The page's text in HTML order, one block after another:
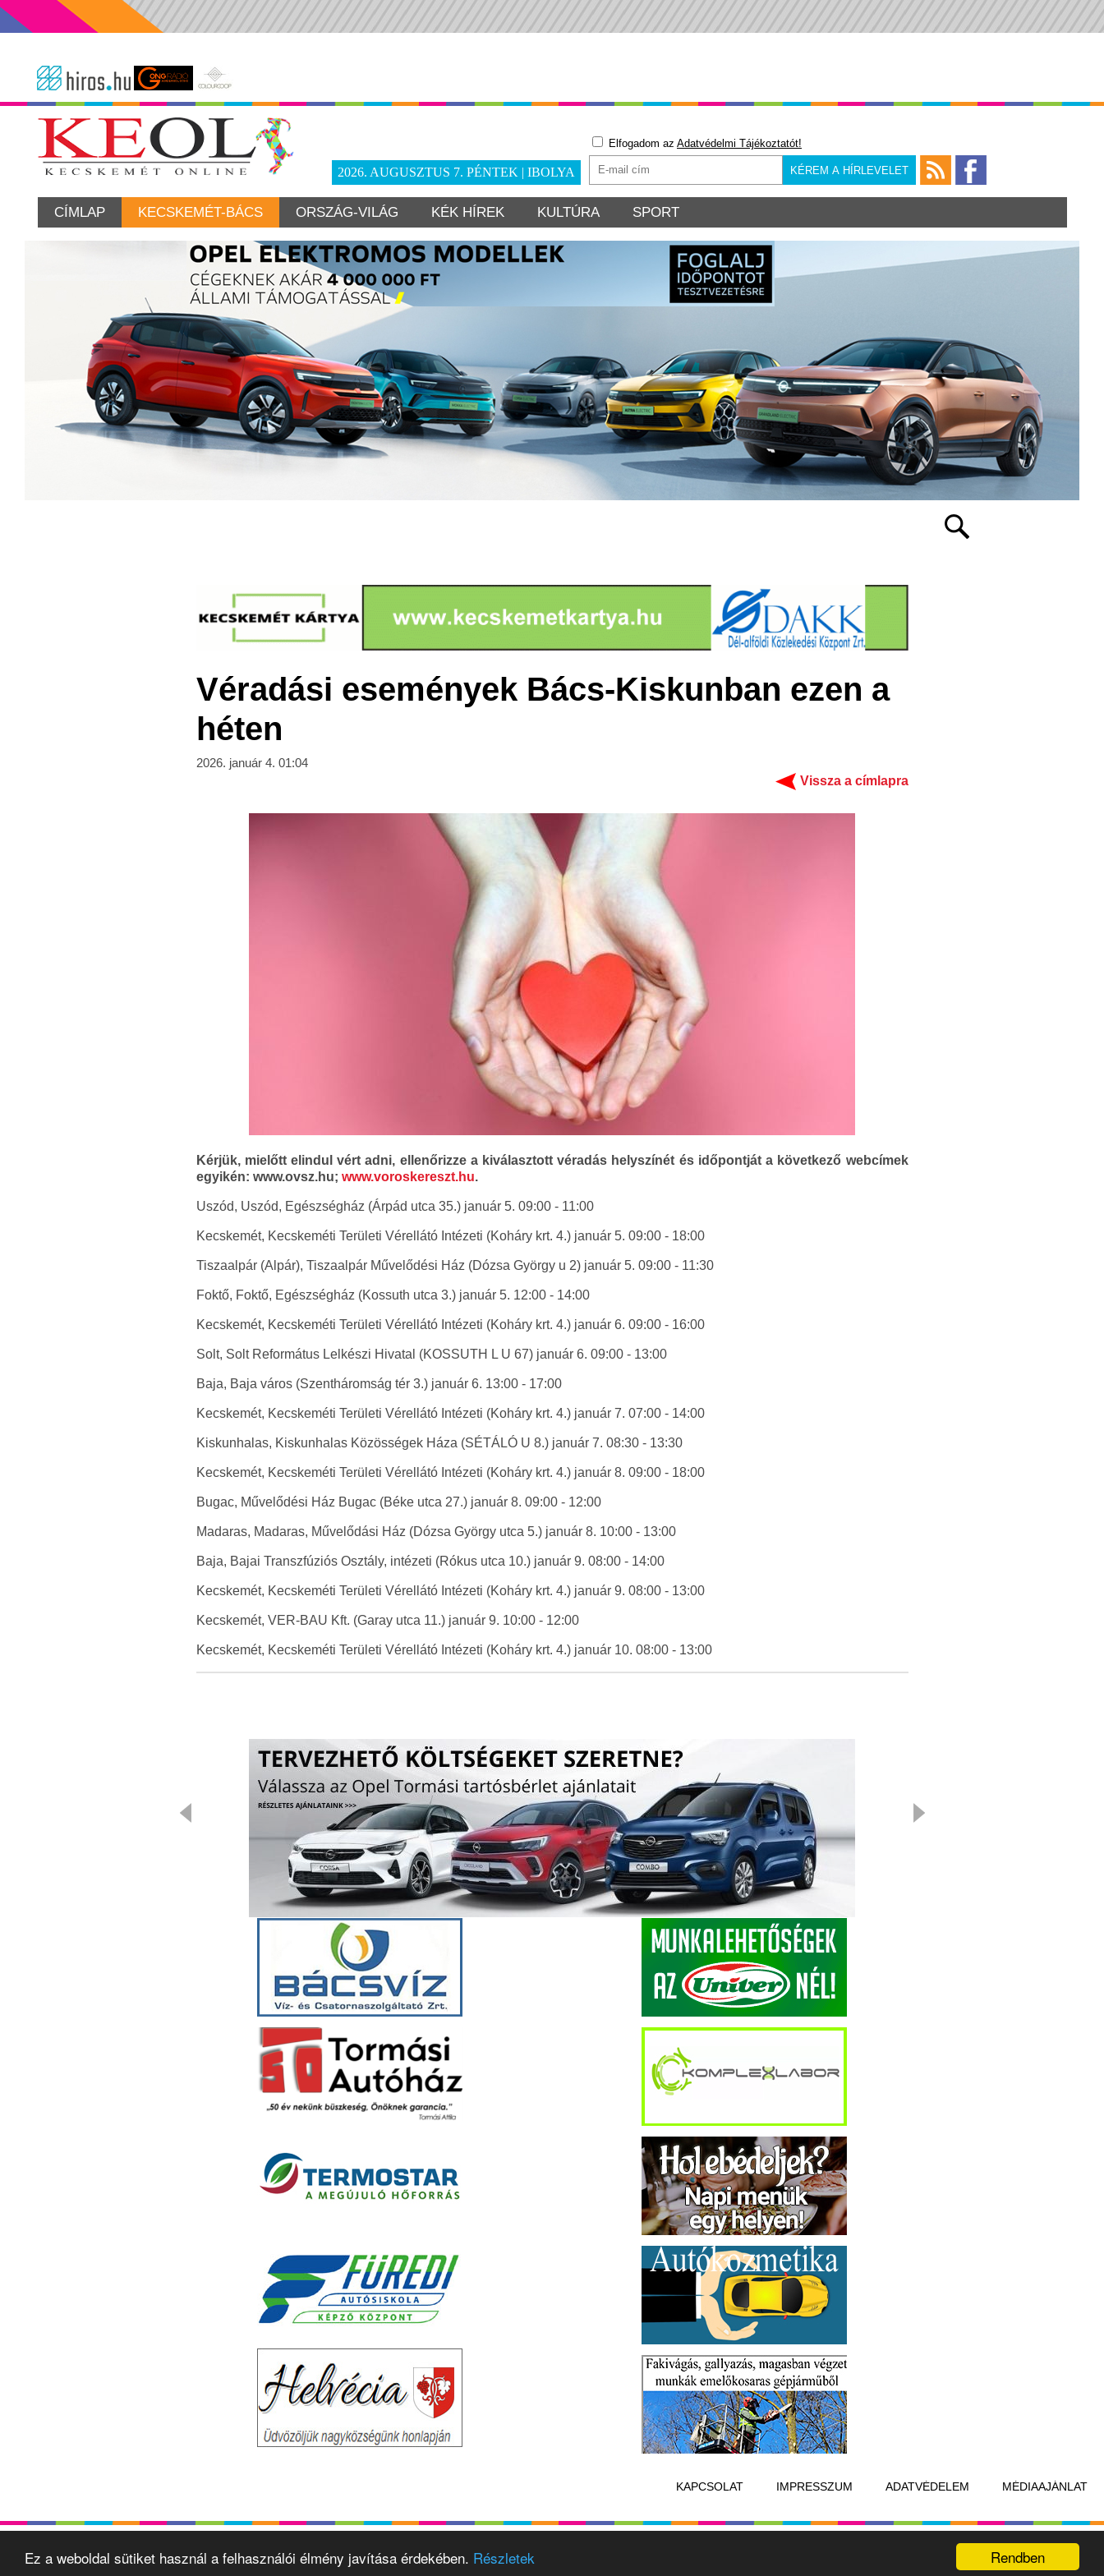
Rendben
Ez a weboldal sütiket használ a felhasználói élmény javítása érdekében. Részletek
2026. AUGUSZTUS 7. PÉNTEK | IBOLYA
Elfogadom az Adatvédelmi Tájékoztatót!
CÍMLAP KECSKEMÉT-BÁCS ORSZÁG-VILÁG KÉK HÍREK KULTÚRA SPORT
Véradási események Bács-Kiskunban ezen a
héten
2026. január 4. 01:04
Vissza a címlapra
Kérjük, mielőtt elindul vért adni, ellenőrizze a kiválasztott véradás helyszínét és időpontját a következő webcímek
egyikén: www.ovsz.hu; www.voroskereszt.hu.
Uszód, Uszód, Egészségház (Árpád utca 35.) január 5. 09:00 - 11:00
Kecskemét, Kecskeméti Területi Vérellátó Intézeti (Koháry krt. 4.) január 5. 09:00 - 18:00
Tiszaalpár (Alpár), Tiszaalpár Művelődési Ház (Dózsa György u 2) január 5. 09:00 - 11:30
Foktő, Foktő, Egészségház (Kossuth utca 3.) január 5. 12:00 - 14:00
Kecskemét, Kecskeméti Területi Vérellátó Intézeti (Koháry krt. 4.) január 6. 09:00 - 16:00
Solt, Solt Református Lelkészi Hivatal (KOSSUTH L U 67) január 6. 09:00 - 13:00
Baja, Baja város (Szentháromság tér 3.) január 6. 13:00 - 17:00
Kecskemét, Kecskeméti Területi Vérellátó Intézeti (Koháry krt. 4.) január 7. 07:00 - 14:00
Kiskunhalas, Kiskunhalas Közösségek Háza (SÉTÁLÓ U 8.) január 7. 08:30 - 13:30
Kecskemét, Kecskeméti Területi Vérellátó Intézeti (Koháry krt. 4.) január 8. 09:00 - 18:00
Bugac, Művelődési Ház Bugac (Béke utca 27.) január 8. 09:00 - 12:00
Madaras, Madaras, Művelődási Ház (Dózsa György utca 5.) január 8. 10:00 - 13:00
Baja, Bajai Transzfúziós Osztály, intézeti (Rókus utca 10.) január 9. 08:00 - 14:00
Kecskemét, Kecskeméti Területi Vérellátó Intézeti (Koháry krt. 4.) január 9. 08:00 - 13:00
Kecskemét, VER-BAU Kft. (Garay utca 11.) január 9. 10:00 - 12:00
Kecskemét, Kecskeméti Területi Vérellátó Intézeti (Koháry krt. 4.) január 10. 08:00 - 13:00
KAPCSOLAT IMPRESSZUM ADATVÉDELEM MÉDIAAJÁNLAT